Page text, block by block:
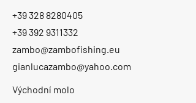
+39 328 8280405
+39 392 9311332
zambo@zambofishing.eu
gianlucazambo@yahoo.com
Východní molo